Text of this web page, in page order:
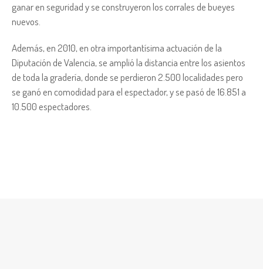
ganar en seguridad y se construyeron los corrales de bueyes
nuevos.
Además, en 2010, en otra importantísima actuación de la
Diputación de Valencia, se amplió la distancia entre los asientos
de toda la gradería, donde se perdieron 2.500 localidades pero
se ganó en comodidad para el espectador, y se pasó de 16.851 a
10.500 espectadores.